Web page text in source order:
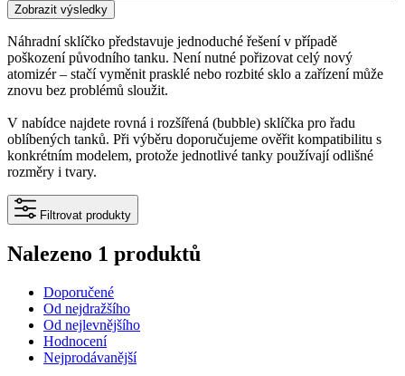
Zobrazit výsledky
Náhradní sklíčko představuje jednoduché řešení v případě
poškození původního tanku. Není nutné pořizovat celý nový
atomizér – stačí vyměnit prasklé nebo rozbité sklo a zařízení může
znovu bez problémů sloužit.
V nabídce najdete rovná i rozšířená (bubble) sklíčka pro řadu
oblíbených tanků. Při výběru doporučujeme ověřit kompatibilitu s
konkrétním modelem, protože jednotlivé tanky používají odlišné
rozměry i tvary.
Filtrovat produkty
Nalezeno 1 produktů
Doporučené
Od nejdražšího
Od nejlevnějšího
Hodnocení
Nejprodávanější